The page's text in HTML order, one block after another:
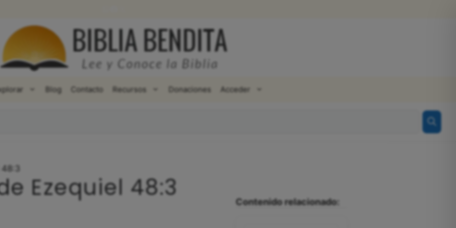
Blog Contacto Recursos Donaciones Acceder
Ezequiel 48:3 Contenido relacionado: